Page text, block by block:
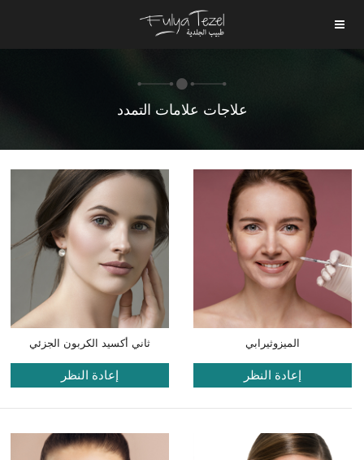
علاجات علامات التمدد
ثاني أكسيد الكربون الجزئي
إعادة النظر
الميزوثيرابي
إعادة النظر